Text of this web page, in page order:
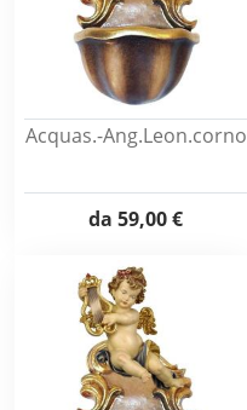
Acquas.-Ang.Leon.corno
da 59,00 €